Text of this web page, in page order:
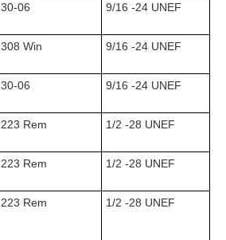
.30-06 9/16 -24 UNEF
.308 Win 9/16 -24 UNEF
.30-06 9/16 -24 UNEF
.223 Rem 1/2 -28 UNEF
.223 Rem 1/2 -28 UNEF
.223 Rem 1/2 -28 UNEF